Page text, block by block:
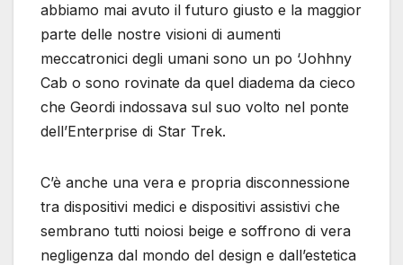
abbiamo mai avuto il futuro giusto e la maggior
parte delle nostre visioni di aumenti
meccatronici degli umani sono un po ‘Johhny
Cab o sono rovinate da quel diadema da cieco
che Geordi indossava sul suo volto nel ponte
dell’Enterprise di Star Trek.
C’è anche una vera e propria disconnessione
tra dispositivi medici e dispositivi assistivi che
sembrano tutti noiosi beige e soffrono di vera
negligenza dal mondo del design e dall’estetica